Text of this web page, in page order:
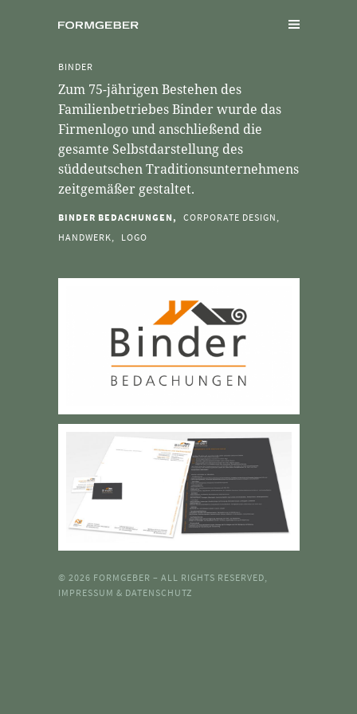
BINDER
Zum 75-jährigen Bestehen des
Familienbetriebes Binder wurde das
Firmenlogo und anschließend die
gesamte Selbstdarstellung des
süddeutschen Traditionsunternehmens
zeitgemäßer gestaltet.
BINDER BEDACHUNGEN,
CORPORATE DESIGN,
HANDWERK,
LOGO
© 2026 FORMGEBER – ALL RIGHTS RESERVED,
IMPRESSUM & DATENSCHUTZ